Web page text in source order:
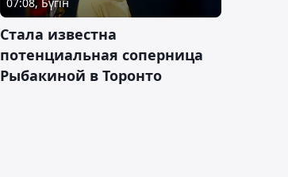
Cтала известна
потенциальная соперница
Рыбакиной в Торонто